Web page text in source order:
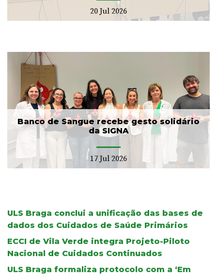
20 Jul 2026
Banco de Sangue recebe gesto solidário
da SIGNA
17 Jul 2026
ULS Braga conclui a unificação das bases de
dados dos Cuidados de Saúde Primários
ECCI de Vila Verde integra Projeto-Piloto
Nacional de Cuidados Continuados
ULS Braga formaliza protocolo com a ‘Em